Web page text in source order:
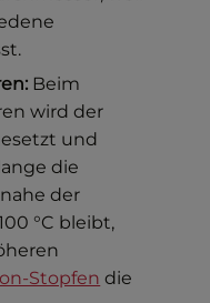
Beim
wird der
und
die
der
°C bleibt,
Stopfen die